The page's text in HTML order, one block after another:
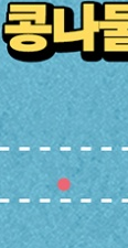
니어도 괜찮아
약 장발장이라
마음 명랑운동
나, 바람 둘, 바